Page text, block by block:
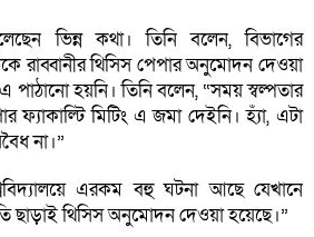
ভিন্ন কথা। তিনি বলেন, বিভাগের
রাব্বানীর থিসিস পেপার অনুমোদন দেওয়া
পাঠানো হয়নি। তিনি বলেন, “সময় স্বল্পতার
ফ্যাকাল্টি মিটিং এ জমা দেইনি। হ্যাঁ, এটা
না।”
এরকম বহু ঘটনা আছে যেখানে
ছাড়াই থিসিস অনুমোদন দেওয়া হয়েছে।”